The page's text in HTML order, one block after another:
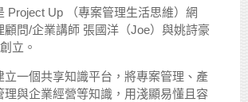
Project Up （專案管理生活思維）網
顧問/企業講師 張國洋（Joe）與姚詩豪
立。
立一個共享知識平台，將專案管理、產
理與企業經營等知識，用淺顯易懂且容